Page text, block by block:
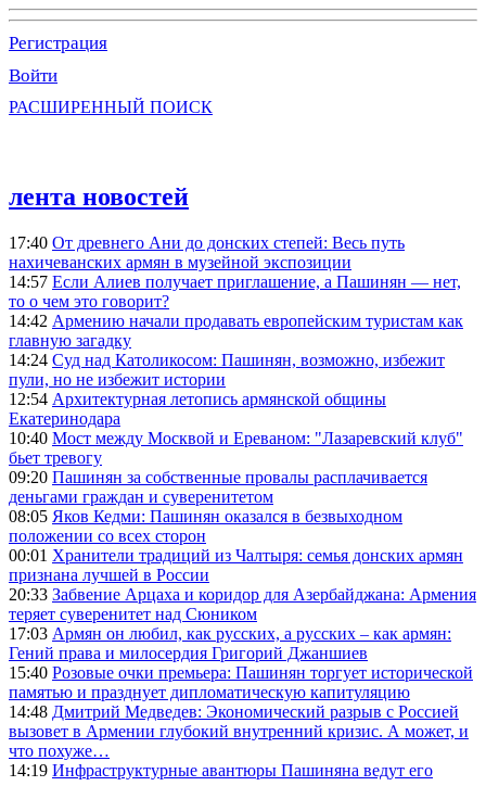
Регистрация
Войти
РАСШИРЕННЫЙ ПОИСК
лента новостей
17:40 От древнего Ани до донских степей: Весь путь
нахичеванских армян в музейной экспозиции
14:57 Если Алиев получает приглашение, а Пашинян — нет,
то о чем это говорит?
14:42 Армению начали продавать европейским туристам как
главную загадку
14:24 Суд над Католикосом: Пашинян, возможно, избежит
пули, но не избежит истории
12:54 Архитектурная летопись армянской общины
Екатеринодара
10:40 Мост между Москвой и Ереваном: "Лазаревский клуб"
бьет тревогу
09:20 Пашинян за собственные провалы расплачивается
деньгами граждан и суверенитетом
08:05 Яков Кедми: Пашинян оказался в безвыходном
положении со всех сторон
00:01 Хранители традиций из Чалтыря: семья донских армян
признана лучшей в России
20:33 Забвение Арцаха и коридор для Азербайджана: Армения
теряет суверенитет над Сюником
17:03 Армян он любил, как русских, а русских – как армян:
Гений права и милосердия Григорий Джаншиев
15:40 Розовые очки премьера: Пашинян торгует исторической
памятью и празднует дипломатическую капитуляцию
14:48 Дмитрий Медведев: Экономический разрыв с Россией
вызовет в Армении глубокий внутренний кризис. А может, и
что похуже…
14:19 Инфраструктурные авантюры Пашиняна ведут его